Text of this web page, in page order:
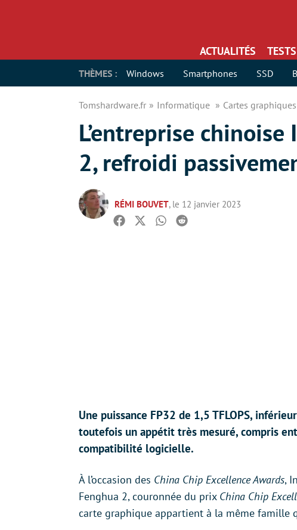
ACTUALITÉS TESTS
THÈMES : Windows Smartphones SSD
Tomshardware.fr Informatique Cartes graphiques
L’entreprise
2, refroidi
RÉMI BOUVET, le 12 janvier 2023
Facebook
TwitterWhatsapp
Reddit
Une puissance FP32 de 1,5 TFLOPS,
toutefois un appétit très mesuré, compris
compatibilité logicielle.
À l’occasion des China Chip Excellence Awards,
Fenghua 2, couronnée du prix China Chip
carte graphique appartient à la même famille